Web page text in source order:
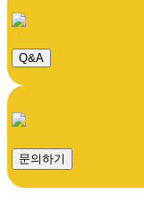
Q&A
문의하기